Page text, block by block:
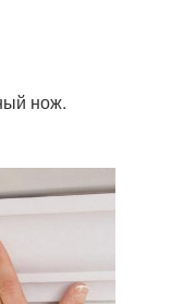
нож.